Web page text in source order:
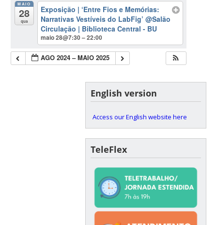
MAIO
28
qua
Exposição | ‘Entre Fios e Memórias:
Narrativas Vestíveis do LabFig’@Salão
Circulação | Biblioteca Central - BU
maio 28@7:30 – 22:00
AGO 2024 – MAIO 2025
English version
Access our English website here
TeleFlex